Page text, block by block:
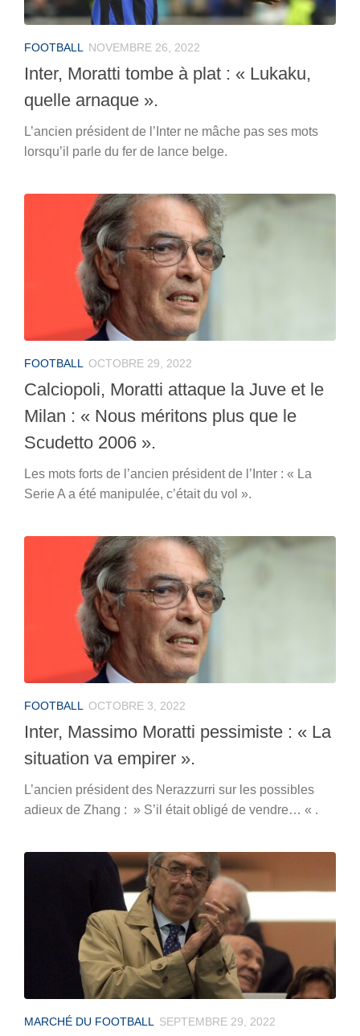
FOOTBALL NOVEMBRE 26, 2022
Inter, Moratti tombe à plat : « Lukaku,
quelle arnaque ».
L’ancien président de l’Inter ne mâche pas ses mots
lorsqu’il parle du fer de lance belge.
FOOTBALL OCTOBRE 29, 2022
Calciopoli, Moratti attaque la Juve et le
Milan : « Nous méritons plus que le
Scudetto 2006 ».
Les mots forts de l’ancien président de l’Inter : « La
Serie A a été manipulée, c’était du vol ».
FOOTBALL OCTOBRE 3, 2022
Inter, Massimo Moratti pessimiste : « La
situation va empirer ».
L’ancien président des Nerazzurri sur les possibles
adieux de Zhang : » S’il était obligé de vendre… « .
MARCHÉ DU FOOTBALL SEPTEMBRE 29, 2022